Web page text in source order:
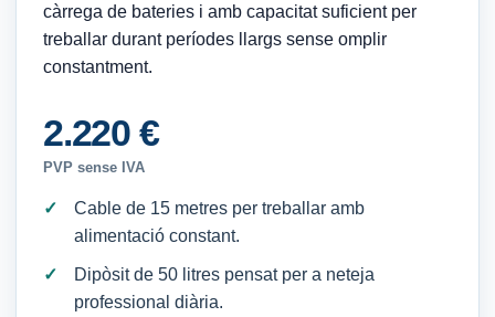
càrrega de bateries i amb capacitat suficient per
treballar durant períodes llargs sense omplir
constantment.
2.220 €
PVP sense IVA
Cable de 15 metres per treballar amb
alimentació constant.
Dipòsit de 50 litres pensat per a neteja
professional diària.